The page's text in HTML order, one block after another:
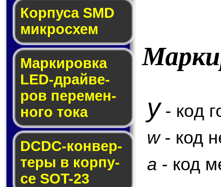
Корпуса SMD
мик­ро­схем
Маркировка
LED-драй­ве­
ров пе­ре­мен­
но­го то­ка
DCDC-кон­вер­
те­ры в кор­пу­
се SOT-23
y- код
w- код
a - код